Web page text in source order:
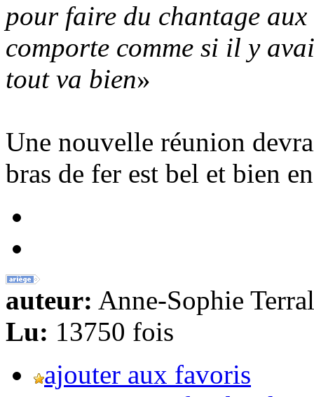
pour faire du chantage
comporte comme si il y
tout va bien»
Une nouvelle réunion
bras de fer est bel et bien
auteur: Anne-Sophie
Lu: 13750 fois
ajouter aux favoris